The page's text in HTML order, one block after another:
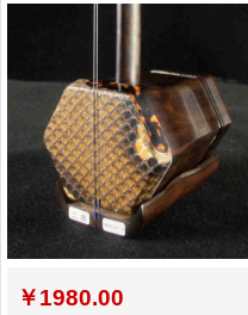
￥1980.00